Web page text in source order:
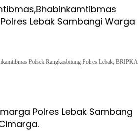
Lebak Sambangi Warga
Polsek Rangkasbitung Polres Lebak, BRIPKA
Polres Lebak Sambang